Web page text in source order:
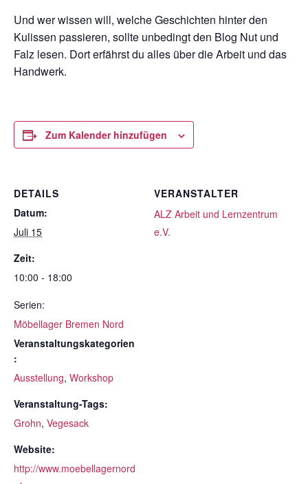
Und wer wissen will, welche Geschichten hinter den
Kulissen passieren, sollte unbedingt den Blog Nut und
Falz lesen. Dort erfährst du alles über die Arbeit und das
Handwerk.
Zum Kalender hinzufügen
DETAILS
Datum:
Juli 15
Zeit:
10:00 - 18:00
Serien:
Möbellager Bremen Nord
Veranstaltungskategorien
:
Ausstellung, Workshop
Veranstaltung-Tags:
Grohn, Vegesack
Website:
http://www.moebellagernord
VERANSTALTER
ALZ Arbeit und Lernzentrum
e.V.